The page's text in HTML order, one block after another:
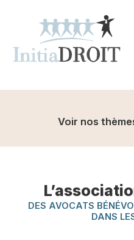
Voir nos
DES AVOCATS
DANS